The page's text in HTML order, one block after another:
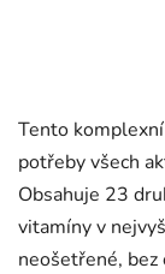
Tento
potřeby všech
Obsahuje 23
vitamíny v
neošetřené, bez